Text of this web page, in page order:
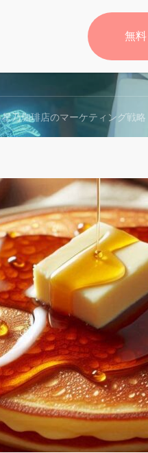
無料
星乃珈琲店のマーケティング戦
無